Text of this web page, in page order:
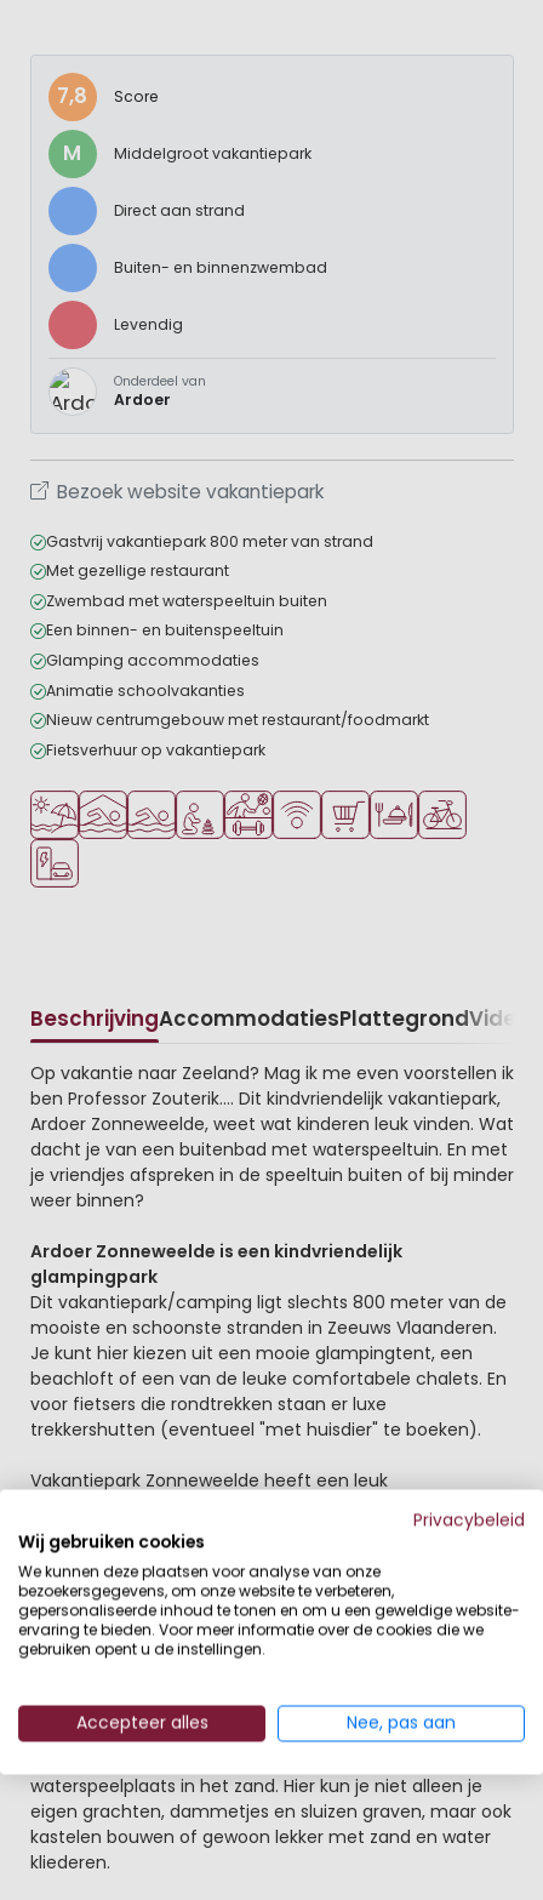
7,8 Score
M Middelgroot vakantiepark
Direct aan strand
Buiten- en binnenzwembad
Levendig
Onderdeel van
Ardoer
Bezoek website vakantiepark
Gastvrij vakantiepark 800 meter van strand
Met gezellige restaurant
Zwembad met waterspeeltuin buiten
Een binnen- en buitenspeeltuin
Glamping accommodaties
Animatie schoolvakanties
Nieuw centrumgebouw met restaurant/foodmarkt
Fietsverhuur op vakantiepark
Ligt bij strand en zee
Overdekt zwembad
Openlucht zwembad
Aanbevolen voor jonge kinderen
Veel mogelijkheden om te sporten
WiFi beschikbaar
Parkwinkel/Supermarkt
Restaurant of
Fietsverhuur
Laadpaal elektrische auto
BeschrijvingAccommodatiesPlattegrondVideo
Beschrijving
Op vakantie naar Zeeland? Mag ik me even voorstellen ik
ben Professor Zouterik.... Dit kindvriendelijk vakantiepark,
Ardoer Zonneweelde, weet wat kinderen leuk vinden. Wat
dacht je van een buitenbad met waterspeeltuin. En met
je vriendjes afspreken in de speeltuin buiten of bij minder
weer binnen?
Ardoer Zonneweelde is een kindvriendelijk
glampingpark
Dit vakantiepark/camping ligt slechts 800 meter van de
mooiste en schoonste stranden in Zeeuws Vlaanderen.
Je kunt hier kiezen uit een mooie glampingtent, een
beachloft of een van de leuke comfortabele chalets. En
voor fietsers die rondtrekken staan er luxe
trekkershutten (eventueel "met huisdier" te boeken).
Vakantiepark Zonneweelde heeft een leuk
openluchtzwembad met een erg leuke waterspeeltuin
voor de jongste bezoekers. Je kunt hier baantjes
zwemmen en ook geweldig spelen en spetteren! In de
maanden juli en augustus is het zwembad dagelijks
geopend.
Alleengasten van Zonneweelde/Strandweelde hebben
gezellige restaurantligt een kindvriendelijke
waterspeeltuin met glijbaan, klimtoren en sproeiers.
waterspeelplaats in het zand. Hier kun je niet alleen je
eigen grachten, dammetjes en sluizen graven, maar ook
kastelen bouwen of gewoon lekker met zand en water
kliederen.
Privacybeleid
Wij gebruiken cookies
We kunnen deze plaatsen voor analyse van onze
bezoekersgegevens, om onze website te verbeteren,
gepersonaliseerde inhoud te tonen en om u een geweldige website-
ervaring te bieden. Voor meer informatie over de cookies die we
gebruiken opent u de instellingen.
Accepteer alles Nee, pas aan